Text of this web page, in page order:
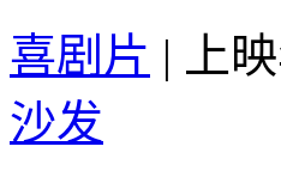
喜剧片 | 上
沙发